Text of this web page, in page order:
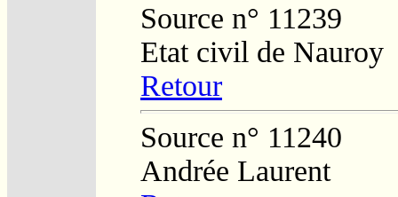
Source n° 11239
Etat civil de Nauroy
Retour
Source n° 11240
Andrée Laurent